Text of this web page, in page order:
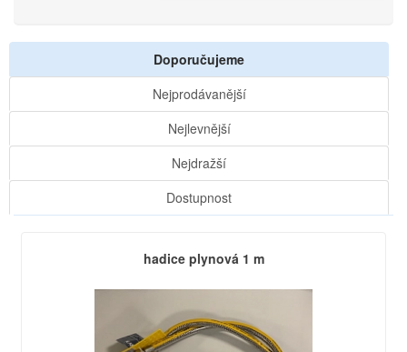
Doporučujeme
Nejprodávanější
Nejlevnější
Nejdražší
Dostupnost
hadice plynová 1 m